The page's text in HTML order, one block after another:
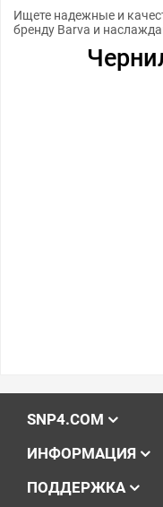
Ищете надежные и
бренду Barva и
SNP4.COM
ИНФОРМАЦИЯ
ПОДДЕРЖКА